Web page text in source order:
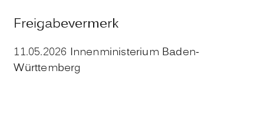
Freigabevermerk
11.05.2026 Innenministerium Baden-
Württemberg